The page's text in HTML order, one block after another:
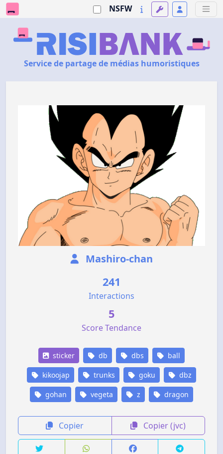
NSFW
Service de partage de médias humoristiques
Mashiro-chan
241
Interactions
5
Score Tendance
sticker db dbs ball
kikoojap trunks goku dbz
gohan vegeta z dragon
Copier Copier (jvc)